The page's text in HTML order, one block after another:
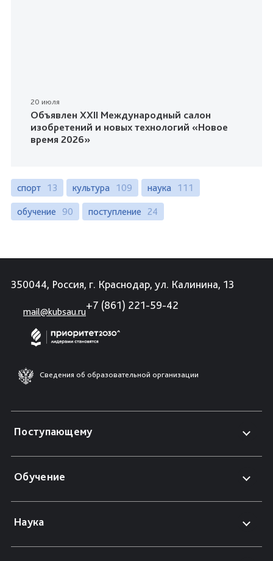
20 июля
Объявлен XXII Международный салон
изобретений и новых технологий «Новое
время 2026»
спорт 13 культура 109 наука 111
обучение 90 поступление 24
350044, Россия, г. Краснодар, ул. Калинина, 13
mail@kubsau.ru
+7 (861) 221-59-42
Сведения об образовательной организации
Поступающему
Обучение
Наука